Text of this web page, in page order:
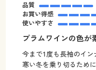
品質
お買い得感
使いやすさ
プラムワインの色が
今まで1度も長袖のイン
寒い冬を乗り切るため